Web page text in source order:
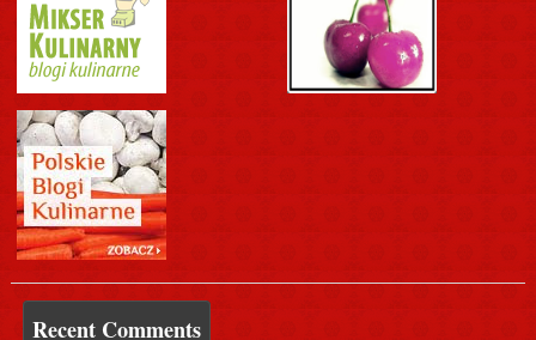
Recent Comments